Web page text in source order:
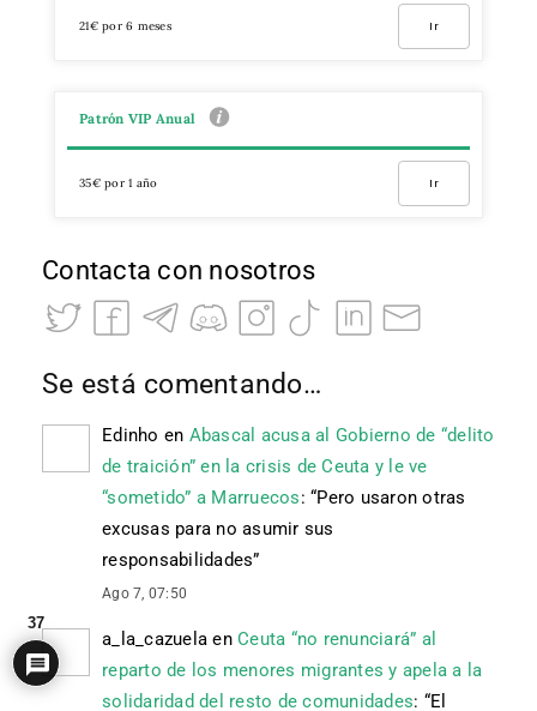
21€ por 6 meses Ir
Patrón VIP Anual
35€ por 1 año Ir
Contacta con nosotros
Se está comentando…
Edinho en Abascal acusa al Gobierno de “delito
de traición” en la crisis de Ceuta y le ve
“sometido” a Marruecos: “Pero usaron otras
excusas para no asumir sus
responsabilidades”
Ago 7, 07:50
a_la_cazuela en Ceuta “no renunciará” al
reparto de los menores migrantes y apela a la
solidaridad del resto de comunidades: “El
37